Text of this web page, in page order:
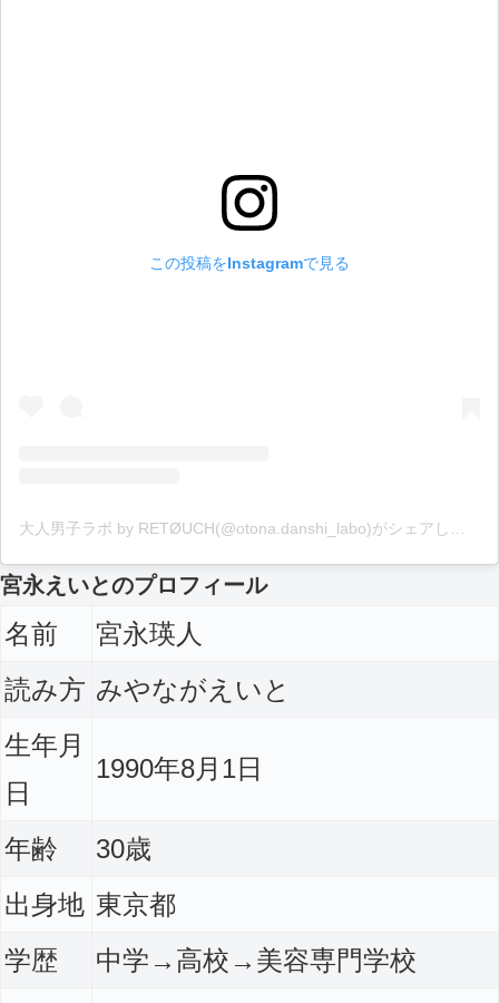
この投稿をInstagramで見る
宮永えいとのプロフィール
名前
宮永瑛人
読み方 みやながえいと
生年月
日
1990年8月1日
年齢
30歳
出身地 東京都
学歴
中学→高校→美容専門学校